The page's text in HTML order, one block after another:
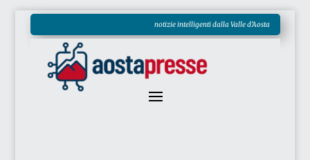
notizie intelligenti dalla Valle d'Aosta